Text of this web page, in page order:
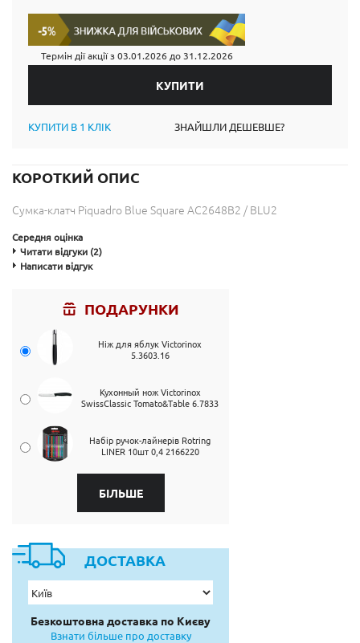
Термін дії акції з03.01.2026 до 31.12.2026
КУПИТИ В 1 КЛІК ЗНАЙШЛИ ДЕШЕВШЕ?
КОРОТКИЙ ОПИС
Сумка-клатч Piquadro Blue Square AC2648B2 / BLU2
Середня оцінка
Читати відгуки (2)
Написати відгук
ПОДАРУНКИ
Ніж для яблук Victorinox
5.3603.16
Кухонный нож Victorinox
SwissClassic Tomato&Table 6.7833
Набір ручок-лайнерів Rotring
LINER 10шт 0,4 2166220
БІЛЬШЕ
ДОСТАВКА
Безкоштовна доставка по Києву
Взнати більше про доставку